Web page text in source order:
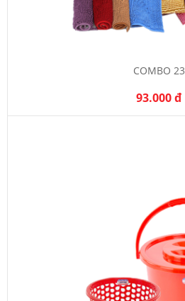
COMBO 23
93.000 đ